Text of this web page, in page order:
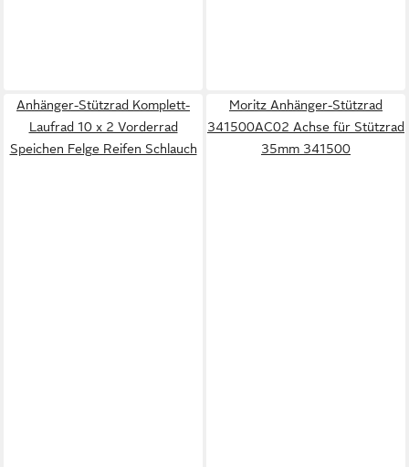
Anhänger-Stützrad Komplett-
Laufrad 10 x 2 Vorderrad
Speichen Felge Reifen Schlauch
Moritz Anhänger-Stützrad
341500AC02 Achse für Stützrad
35mm 341500